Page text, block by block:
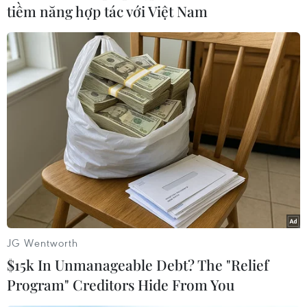
#Du lịch tại chỗ #Du lịch Hè
#Xu hướng du lịch
Theo dõi VietnamPlus
tiềm năng hợp tác với Việt Nam
JG Wentworth
$15k In Unmanageable Debt? The "Relief
Program" Creditors Hide From You